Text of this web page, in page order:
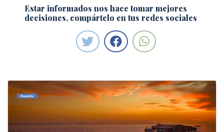
Estar informados nos hace tomar mejores
decisiones, compártelo en tus redes sociales